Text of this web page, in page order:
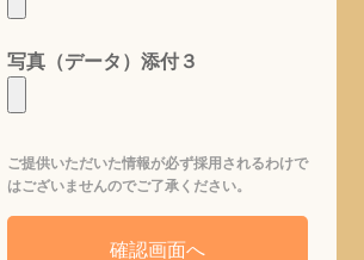
写真（データ）添付３
ご提供いただいた情報が必ず採用されるわけで
はございませんのでご了承ください。